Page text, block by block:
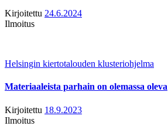
Kirjoitettu 24.6.2024
Ilmoitus
Helsingin kiertotalouden klusteriohjelma
Materiaaleista parhain on olemassa oleva
Kirjoitettu 18.9.2023
Ilmoitus